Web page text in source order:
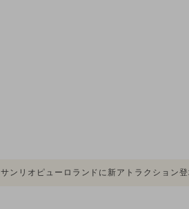
サンリオピューロランドに新アトラクション